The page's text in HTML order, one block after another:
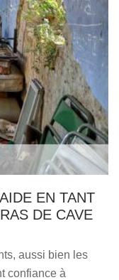
EN TANT
DE CAVE
aussi bien les
confiance à